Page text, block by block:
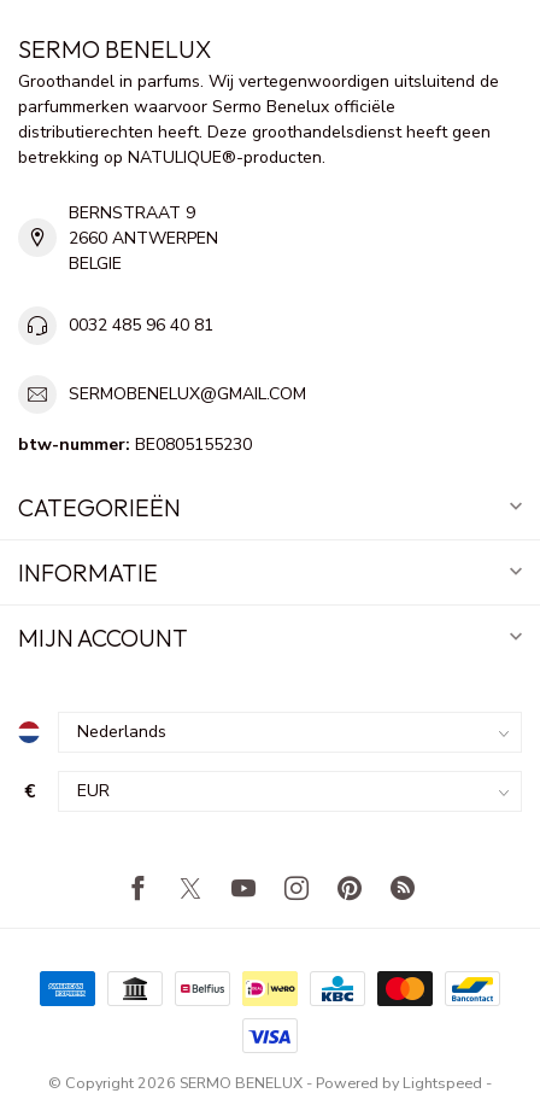
SERMO BENELUX
Groothandel in parfums. Wij vertegenwoordigen uitsluitend de
parfummerken waarvoor Sermo Benelux officiële
distributierechten heeft. Deze groothandelsdienst heeft geen
betrekking op NATULIQUE®-producten.
BERNSTRAAT 9
2660 ANTWERPEN
BELGIE
0032 485 96 40 81
SERMOBENELUX@GMAIL.COM
btw-nummer: BE0805155230
CATEGORIEËN
INFORMATIE
MIJN ACCOUNT
€
© Copyright 2026 SERMO BENELUX - Powered by Lightspeed -